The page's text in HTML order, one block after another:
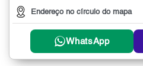
Endereço no círculo do mapa
WhatsApp